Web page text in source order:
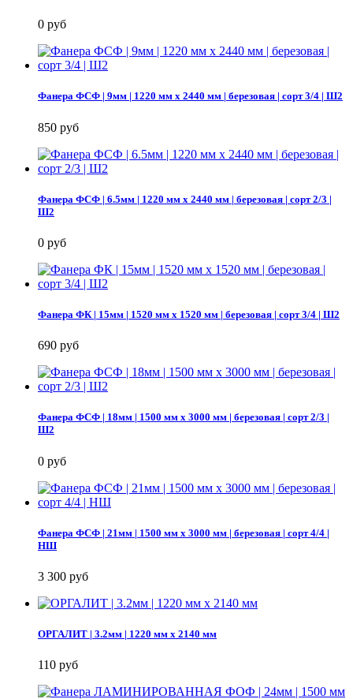
0 руб
Фанера ФСФ | 9мм | 1220 мм х 2440 мм | березовая | сорт 3/4 | Ш2
850 руб
Фанера ФСФ | 6.5мм | 1220 мм х 2440 мм | березовая | сорт 2/3 |
Ш2
0 руб
Фанера ФК | 15мм | 1520 мм х 1520 мм | березовая | сорт 3/4 | Ш2
690 руб
Фанера ФСФ | 18мм | 1500 мм х 3000 мм | березовая | сорт 2/3 |
Ш2
0 руб
Фанера ФСФ | 21мм | 1500 мм х 3000 мм | березовая | сорт 4/4 |
НШ
3 300 руб
ОРГАЛИТ | 3.2мм | 1220 мм х 2140 мм
110 руб